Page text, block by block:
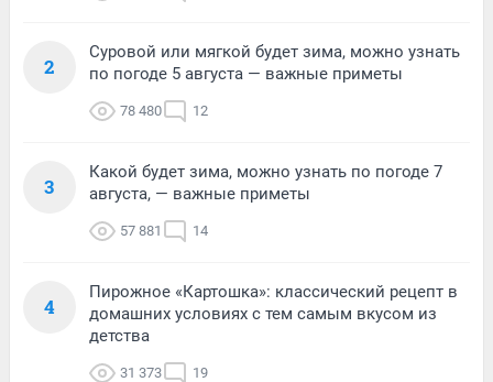
2
Суровой или мягкой будет зима, можно узнать
по погоде 5 августа — важные приметы
78 480 12
3
Какой будет зима, можно узнать по погоде 7
августа, — важные приметы
57 881 14
4
Пирожное «Картошка»: классический рецепт в
домашних условиях с тем самым вкусом из
детства
31 373 19